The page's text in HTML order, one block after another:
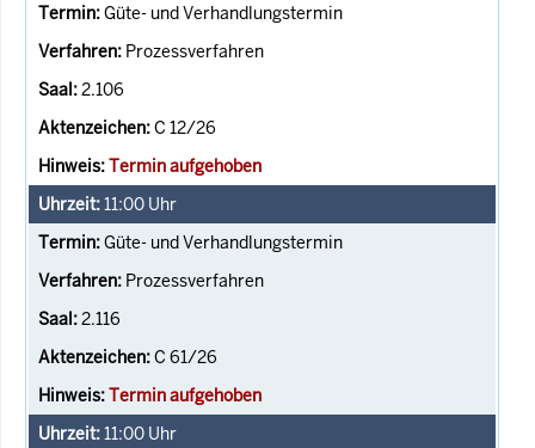
Güte- und Verhandlungstermin
Prozessverfahren
2.106
C 12/26
Termin aufgehoben
11:00 Uhr
Güte- und Verhandlungstermin
Prozessverfahren
2.116
C 61/26
Termin aufgehoben
11:00 Uhr